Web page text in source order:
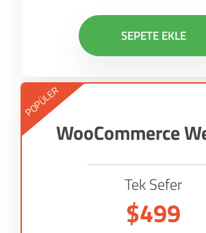
SEPETE EKLE
POPÜLER
WooCommerce
Tek Sefer
$499